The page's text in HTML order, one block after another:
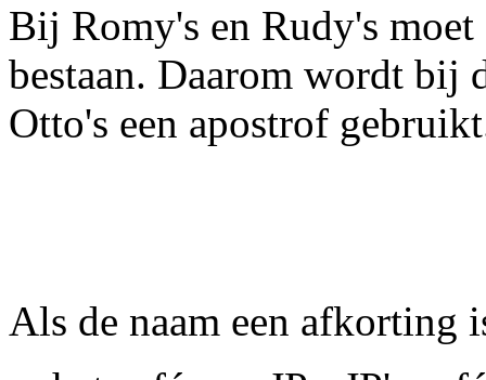
Bij Romy's en Rudy's
bestaan. Daarom wordt bij
Otto's een apostrof
Als de naam een afkorting